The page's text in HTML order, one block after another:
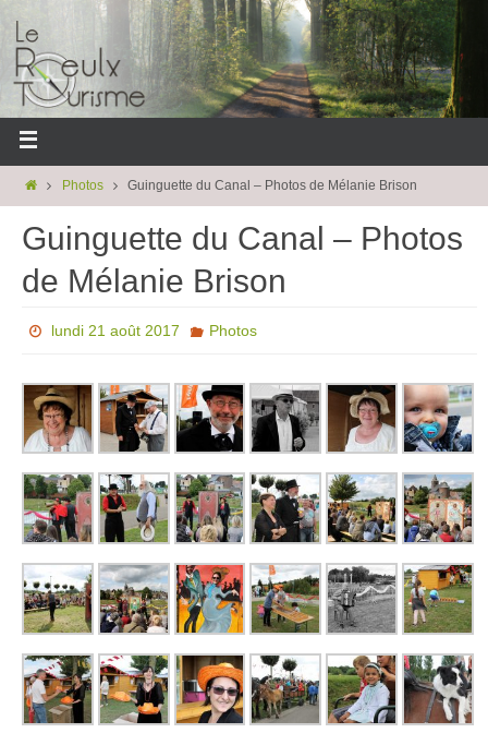
Photos Guinguette du Canal – Photos de Mélanie Brison
Guinguette du Canal – Photos
de Mélanie Brison
lundi 21 août 2017 Photos